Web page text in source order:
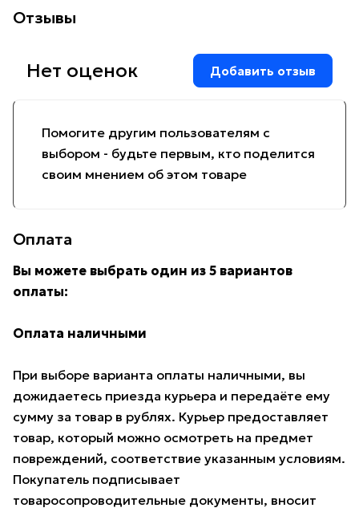
Отзывы
Помогите другим пользователям с
выбором - будьте первым, кто поделится
своим мнением об этом товаре
Нет оценок Добавить отзыв
Оплата
Вы можете выбрать один из 5 вариантов
оплаты:
Оплата наличными
При выборе варианта оплаты наличными, вы
дожидаетесь приезда курьера и передаёте ему
сумму за товар в рублях. Курьер предоставляет
товар, который можно осмотреть на предмет
повреждений, соответствие указанным условиям.
Покупатель подписывает
товаросопроводительные документы, вносит